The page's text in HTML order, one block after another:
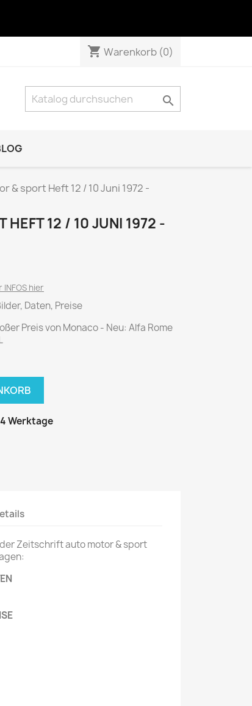
shopping_cart Warenkorb (0)

NATUR & TECHNIK
GEO Das neue Bild der Erde
P.M. Biografie
PM Magazin
Unser Wald
Graceland
Metal Hammer
Hobby
& sport Heft 12 / 10 Juni 1972 -
HEFT 12 / 10 JUNI 1972 -
hier
Daten, Preise
Preis von Monaco - Neu: Alfa Rome
Werktage
Zeitschrift auto motor & sport